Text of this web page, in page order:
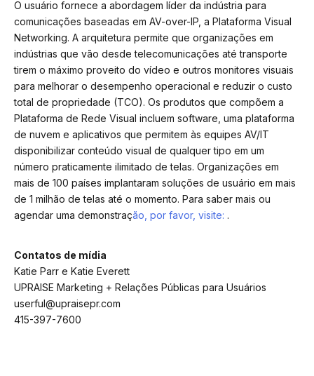
O usuário fornece a abordagem líder da indústria para
comunicações baseadas em AV-over-IP, a Plataforma Visual
Networking. A arquitetura permite que organizações em
indústrias que vão desde telecomunicações até transporte
tirem o máximo proveito do vídeo e outros monitores visuais
para melhorar o desempenho operacional e reduzir o custo
total de propriedade (TCO). Os produtos que compõem a
Plataforma de Rede Visual incluem software, uma plataforma
de nuvem e aplicativos que permitem às equipes AV/IT
disponibilizar conteúdo visual de qualquer tipo em um
número praticamente ilimitado de telas. Organizações em
mais de 100 países implantaram soluções de usuário em mais
de 1 milhão de telas até o momento. Para saber mais ou
agendar uma demonstração, por favor, visite: .
Contatos de mídia
Katie Parr e Katie Everett
UPRAISE Marketing + Relações Públicas para Usuários
userful@upraisepr.com
415-397-7600